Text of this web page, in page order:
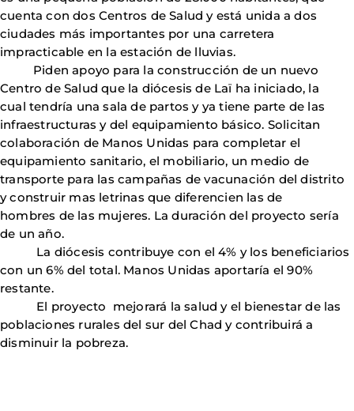
cuenta con dos Centros de Salud y está unida a dos
ciudades más importantes por una carretera
impracticable en la estación de lluvias.
Piden apoyo para la construcción de un nuevo
Centro de Salud que la diócesis de Laï ha iniciado, la
cual tendría una sala de partos y ya tiene parte de las
infraestructuras y del equipamiento básico. Solicitan
colaboración de Manos Unidas para completar el
equipamiento sanitario, el mobiliario, un medio de
transporte para las campañas de vacunación del distrito
y construir mas letrinas que diferencien las de
hombres de las mujeres. La duración del proyecto sería
de un año.
La diócesis contribuye con el 4% y los beneficiarios
con un 6% del total. Manos Unidas aportaría el 90%
restante.
El proyecto mejorará la salud y el bienestar de las
poblaciones rurales del sur del Chad y contribuirá a
disminuir la pobreza.